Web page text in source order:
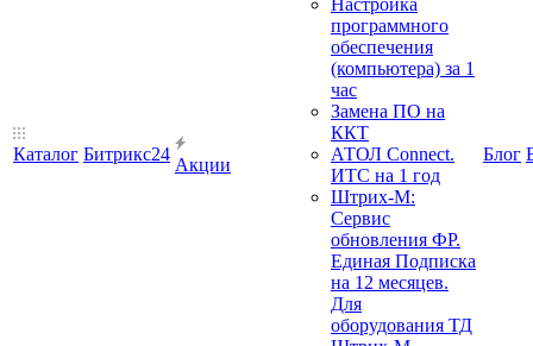
Каталог Битрикс24
Акции
Настройка
программного
обеспечения
(компьютера) за 1
час
Замена ПО на
ККТ
АТОЛ Connect.
ИТС на 1 год
Штрих-М:
Сервис
обновления ФР.
Единая Подписка
на 12 месяцев.
Для
оборудования ТД
Блог